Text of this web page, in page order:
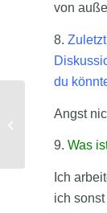
von
8.
du
Angst
9. Was
Ich
ich
„ABC – Ein